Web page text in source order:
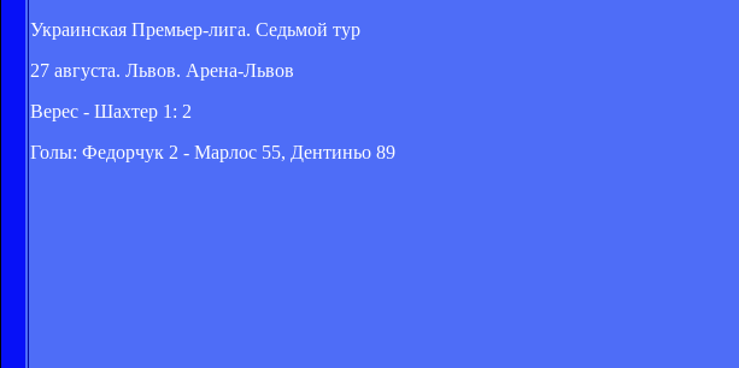
Украинская Премьер-лига. Седьмой тур
27 августа. Львов. Арена-Львов
Верес - Шахтер 1: 2
Голы: Федорчук 2 - Марлос 55, Дентиньо 89